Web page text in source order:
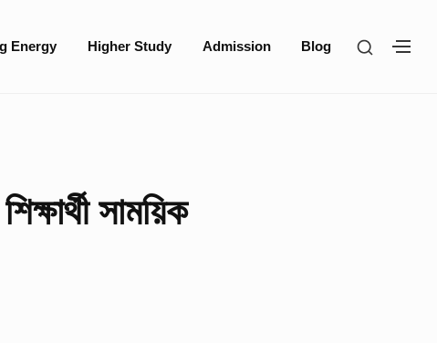
Energy Higher Study Admission Blog
SHOW
সাময়িক